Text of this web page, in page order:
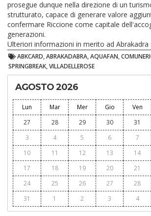
prosegue dunque nella direzione di un
strutturato, capace di generare valore
confermare Riccione come capitale
generazioni.
Ulteriori informazioni in merito ad Abrakadra
ABKCARD, ABRAKADABRA, AQUAFAN,
SPRINGBREAK, VILLADELLEROSE
AGOSTO 2026
Lun Mar Mer Gio Ven
27
28 29 30 31
3
4 5 6 7
10
11 12 13 14
17
18 19 20 21
24
25 26 27 28
31
1 2 3 4